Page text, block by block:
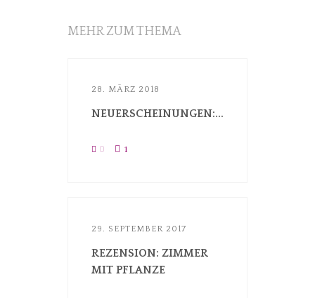
MEHR ZUM THEMA
28. MÄRZ 2018
NEUERSCHEINUNGEN:...
0 1
29. SEPTEMBER 2017
REZENSION: ZIMMER
MIT PFLANZE